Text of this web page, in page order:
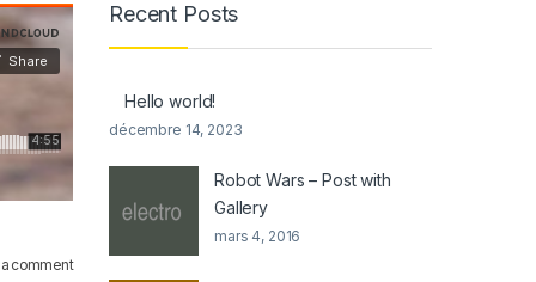
comment
Recent Posts
Hello world!
décembre 14, 2023
Robot Wars – Post with
Gallery
mars 4, 2016